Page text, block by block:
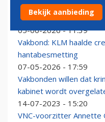
Chris van Elswijk
VNC
05-06-2026 - 11:39
Vakbond: KLM haalde
hantabesmetting
07-05-2026 - 17:59
Vakbonden willen dat
kabinet wordt
14-07-2023 - 15:20
VNC-voorzitter Annette
Bekijk aanbieding